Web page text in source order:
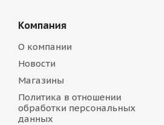
Компания
О компании
Новости
Магазины
Политика в отношении
обработки персональных
данных